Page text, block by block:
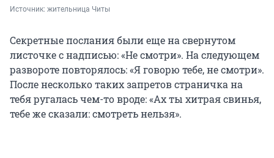
Источник: жительница Читы
Секретные послания были еще на свернутом
листочке с надписью: «Не смотри». На следующем
развороте повторялось: «Я говорю тебе, не смотри».
После несколько таких запретов страничка на
тебя ругалась чем-то вроде: «Ах ты хитрая свинья,
тебе же сказали: смотреть нельзя».